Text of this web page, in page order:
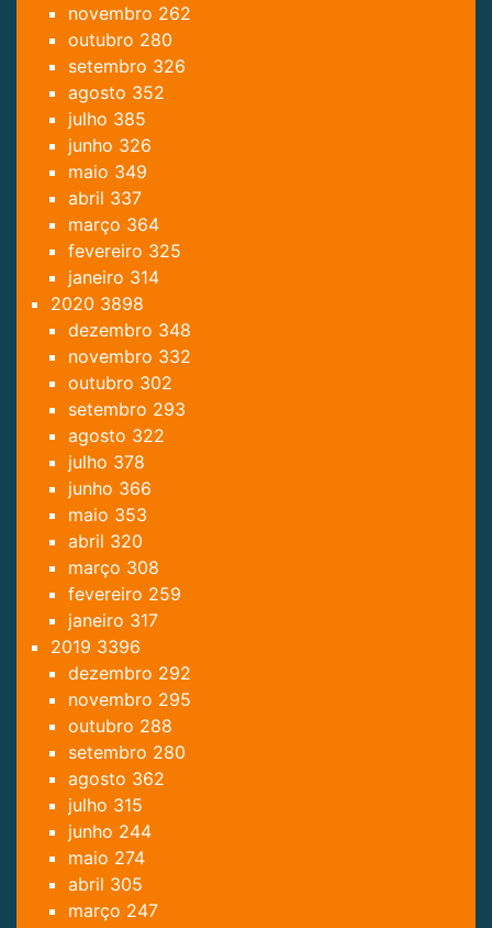
novembro 262
outubro 280
setembro 326
agosto 352
julho 385
junho 326
maio 349
abril 337
março 364
fevereiro 325
janeiro 314
2020 3898
dezembro 348
novembro 332
outubro 302
setembro 293
agosto 322
julho 378
junho 366
maio 353
abril 320
março 308
fevereiro 259
janeiro 317
2019 3396
dezembro 292
novembro 295
outubro 288
setembro 280
agosto 362
julho 315
junho 244
maio 274
abril 305
março 247